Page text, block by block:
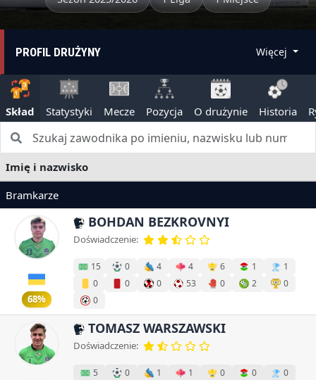
PROFIL DRUŻYNY Więcej
Skład Statystyki Mecze Pozycja O drużynie Historia
Imię i nazwisko
Bramkarze
68%
BOHDAN BEZKROVNYI
Doświadczenie:
15 0 4 4 6 1
1
0
0 0 53 0 2
0
0
TOMASZ WARSZAWSKI
Doświadczenie:
5 0 1 1 0 0
0